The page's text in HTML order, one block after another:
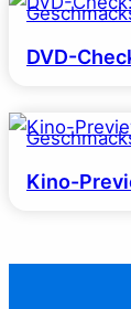
DVD-
Kino-